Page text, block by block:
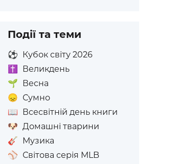
Події та теми
⚽ Кубок світу 2026
✝️
Великдень
🌱 Весна
😞 Сумно
📖 Всесвітній день книги
🐶 Домашні тварини
🎸 Музика
⚾ Світова серія MLB